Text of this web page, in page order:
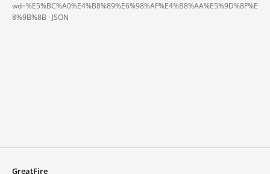
wd=%E5%BC%A0%E4%B8%89%E6%98%AF%E4%B8%AA%E5%9D%8F%E
8%9B%8B · JSON
GreatFire